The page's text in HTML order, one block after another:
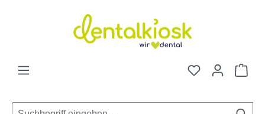
Zum Hauptinhalt springen
Du hast 0